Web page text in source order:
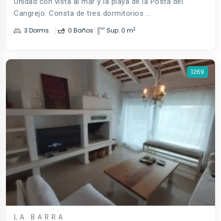
Cangrejo. Consta de tres dormitorios ...
3 Dorms. 0 Baños Sup. 0 m2
1269
LA BARRA